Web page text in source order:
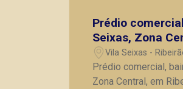
Prédio
Seixas, Zona
Ribeirão Preto/
Vila Seixas -
Prédio comercial,
Zona Central, em